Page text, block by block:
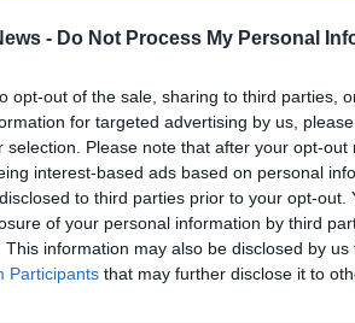
- Do Not Process My Personal
opt-out of the sale, sharing to third parties,
for targeted advertising by us,
selection. Please note that after your opt-
interest-based ads based on personal
to third parties prior to your opt-
of your personal information by third
This information may also be disclosed by
Participants that may further disclose it to
Olona:
tre arresti
percorso i comuni tra Solbiate Olona e
di scappare, effettuando manovre
un operatore
Nord di Busto
alla nuova piazza
fase operativa del progetto FILI, il piano di